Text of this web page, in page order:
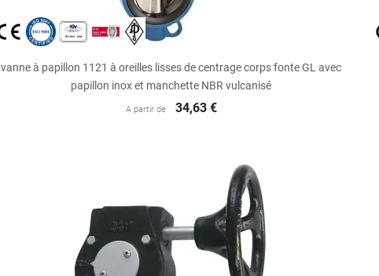
(1)
(1)
(1)
Aperçu rapide
vanne à papillon 1121 à oreilles lisses de centrage corps fonte GL avec
papillon inox et manchette NBR vulcanisé
A partir de 34,63 €